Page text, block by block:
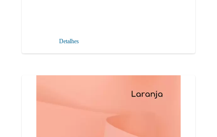
Detalhes